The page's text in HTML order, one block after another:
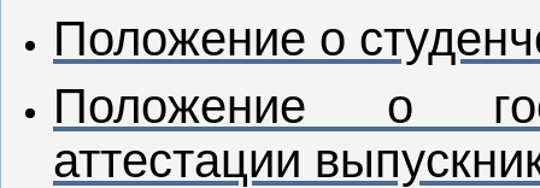
Положение о
Положение о
аттестации